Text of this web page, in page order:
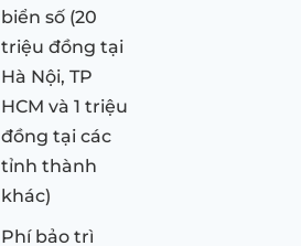
biển số (20
triệu đồng tại
Hà Nội, TP
HCM và 1 triệu
đồng tại các
tỉnh thành
khác)
Phí bảo trì